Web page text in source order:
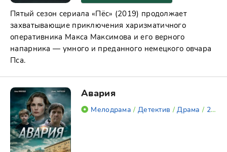
Пятый сезон сериала «Пёс» (2019) продолжает
захватывающие приключения харизматичного
оперативника Макса Максимова и его верного
напарника — умного и преданного немецкого овчара
Пса.
Авария
Мелодрама / Детектив /Драма / 2018